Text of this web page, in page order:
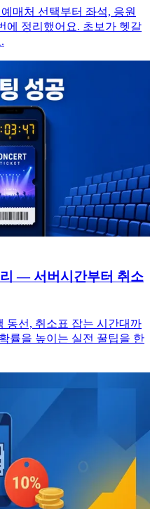
매처 선택부터 좌석, 응원
에 정리했어요. 초보가 헷갈
— 서버시간부터 취소
동선, 취소표 잡는 시간대까
률을 높이는 실전 꿀팁을 한